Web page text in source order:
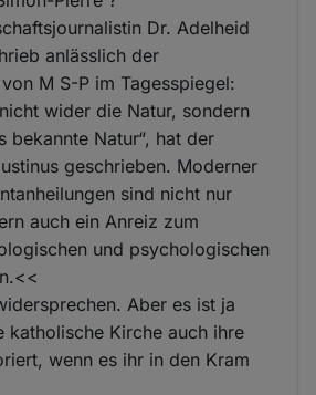
Dr. Adelheid
anlässlich der
M S-P im Tagesspiegel:
wider die Natur, sondern
bekannte Natur“, hat der
geschrieben. Moderner
sind nicht nur
auch ein Anreiz zum
und psychologischen
Aber es ist ja
katholische Kirche auch ihre
wenn es ihr in den Kram